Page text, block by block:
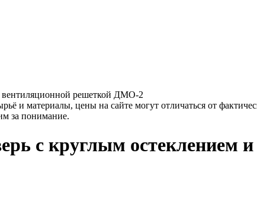
вентиляционной решеткой ДМО-2
и материалы, цены на сайте могут отличаться от
за понимание.
c круглым остеклением